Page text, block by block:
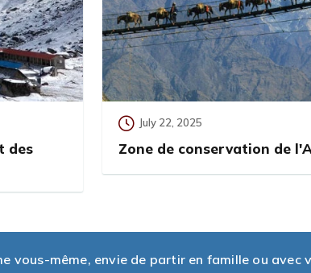
des
July 22, 2025
Zone de conservation de
vous-même, envie de partir en famille ou avec